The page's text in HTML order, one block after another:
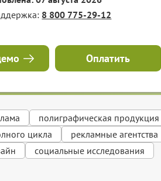
8 800 775-29-12
Оплатить
полиграфическая продукция
цикла
рекламные агентства
социальные исследования